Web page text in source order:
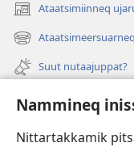
Nammineq
Nittartakkamik
Ataatsimiinneq
(opens
new
window)
(opens
new
window)
Suut nutaajuppat?
Isiginnaagassiat